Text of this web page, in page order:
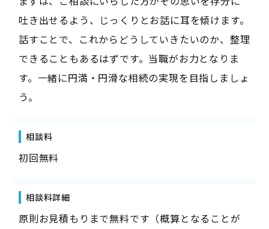
吐き出せるよう、じっくりとお話に耳を傾けます。
話すことで、これからどうしていきたいのか、整理
できることもあるはずです。当職がお力となりま
す。一緒に円満・円滑な相続の実現を目指しましょ
う。
相談料
初回無料
相談料詳細
原則お見積もりまで無料です（概算となることが